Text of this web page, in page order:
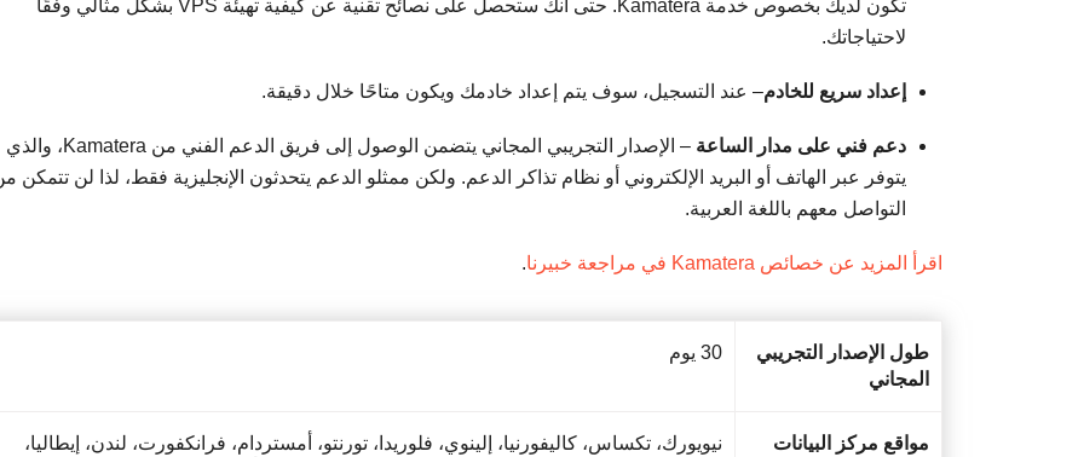
تكون لديك بخصوص خدمة Kamatera. حتى أنك ستحصل على نصائح تقنية عن كيفية تهيئة VPS بشكل مثالي وفقًا
لاحتياجاتك.
إعداد سريع للخادم– عند التسجيل، سوف يتم إعداد خادمك ويكون متاحًا خلال دقيقة.
دعم فني على مدار الساعة
– الإصدار التجريبي المجاني يتضمن الوصول إلى فريق الدعم الفني من Kamatera، والذي
يتوفر عبر الهاتف أو البريد الإلكتروني أو نظام تذاكر الدعم. ولكن ممثلو الدعم يتحدثون الإنجليزية فقط، لذا لن تتمكن
التواصل معهم باللغة العربية.
اقرأ المزيد عن خصائص Kamatera في مراجعة خبيرنا .
طول الإصدار التجريبي
المجاني
30 يوم
مواقع مركز البيانات
نيويورك، تكساس، كاليفورنيا، إلينوي، فلوريدا، تورنتو، أمستردام، فرانكفورت، لندن، إيطاليا،